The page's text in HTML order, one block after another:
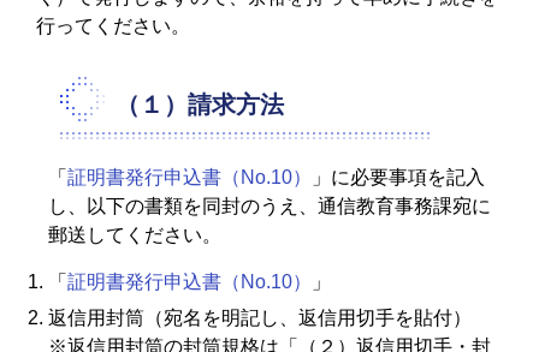
行ってください。
（１）請求方法
「 証明書発行申込書（No.10）
」に必要事項を記入
し、以下の書類を同封のうえ、通信教育事務課宛に
郵送してください。
「 証明書発行申込書（No.10）
」
返信用封筒（宛名を明記し、返信用切手を貼付）
※返信用封筒の封筒規格は「（２）返信用切手・封